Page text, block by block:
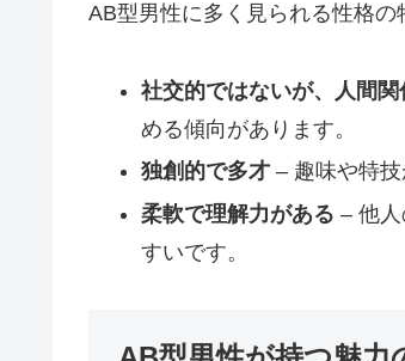
AB型男性に多く見られる性格の
社交的ではないが、人間
める傾向があります。
独創的で多才– 趣味や特技
柔軟で理解力がある – 他
すいです。